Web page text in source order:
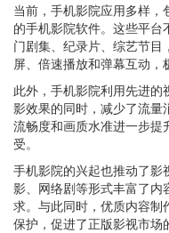
当前，手机影院应用多样，
的手机影院软件。这些平
门剧集、纪录片、综艺节
屏、倍速播放和弹幕互动，
此外，手机影院利用先进
影效果的同时，减少了流量
流畅度和画质水准进一步
受。
手机影院的兴起也推动了
影、网络剧等形式丰富了
求。与此同时，优质内容制
保护，促进了正版影视市场